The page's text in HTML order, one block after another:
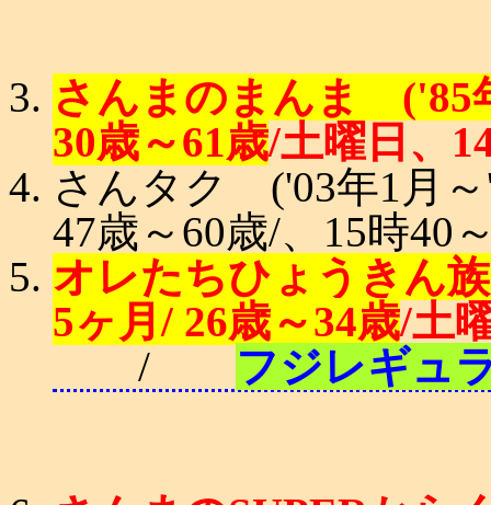
さんまのまんま ('85
30歳～61歳/土曜日、
さんタク ('03年1月～
47歳～60歳/、15時40
オレたちひょうきん
5ヶ月/ 26歳～34歳/土
/ フジレギュ